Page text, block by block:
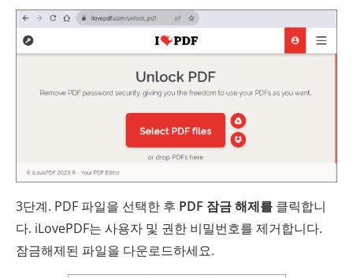
3단계. PDF 파일을 선택한 후 PDF 잠금 해제를 클릭합니
다. iLovePDF는 사용자 및 권한 비밀번호를 제거합니다.
잠금해제된 파일을 다운로드하세요.